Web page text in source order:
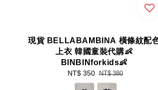
現貨 BELLABAMBINA 橫條紋配
上衣 韓國童裝代購👶
BINBINforkids👶
Sale
price
NT$ 350 Regular
price
NT$ 380